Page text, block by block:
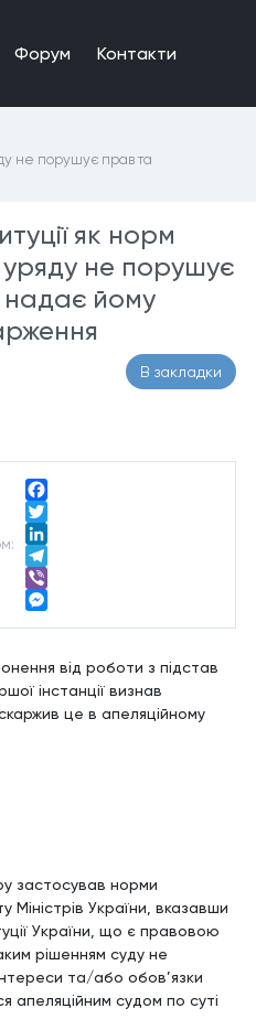
Форум Контакти
не порушує прав та
як норм
уряду не порушує
надає йому
В закладки
Facebook
Twitter
LinkedIn
Telegram
Viber
від роботи з підстав
інстанції визнав
це в апеляційному
застосував норми
Міністрів України, вказавши
України, що є правовою
рішенням суду не
та/або обов’язки
апеляційним судом по суті